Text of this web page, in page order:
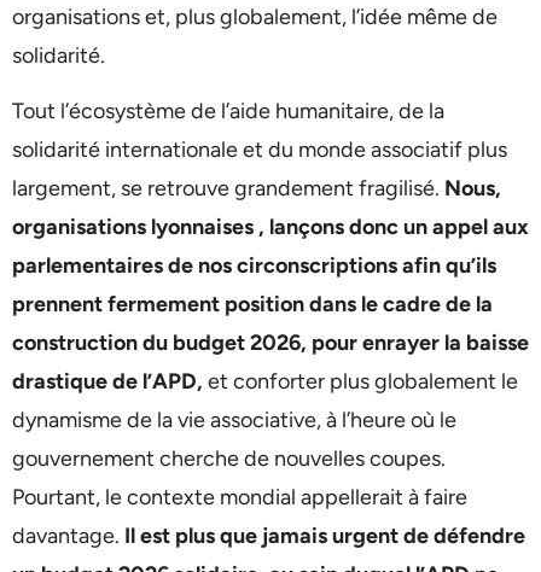
organisations et, plus globalement, l’idée même de
solidarité.
Tout l’écosystème de l’aide humanitaire, de la
solidarité internationale et du monde associatif plus
largement, se retrouve grandement fragilisé. Nous,
organisations lyonnaises , lançons donc un appel aux
parlementaires de nos circonscriptions afin qu’ils
prennent fermement position dans le cadre de la
construction du budget 2026, pour enrayer la baisse
drastique de l’APD, et conforter plus globalement le
dynamisme de la vie associative, à l’heure où le
gouvernement cherche de nouvelles coupes.
Pourtant, le contexte mondial appellerait à faire
davantage. Il est plus que jamais urgent de défendre